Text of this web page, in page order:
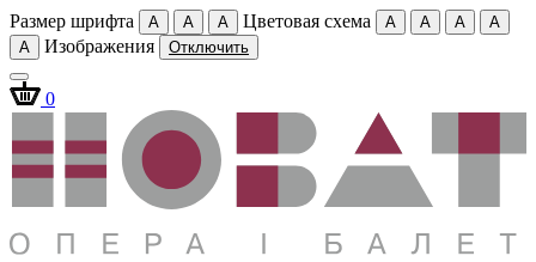
Размер шрифта A A A Цветовая схема A A A
A
A
Изображения Отключить
0